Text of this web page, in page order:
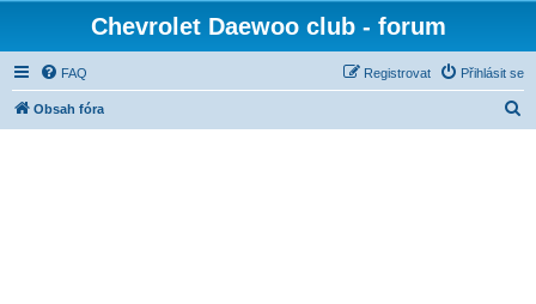
Chevrolet Daewoo club - forum
FAQ Přihlásit se
Registrovat
Obsah fóra